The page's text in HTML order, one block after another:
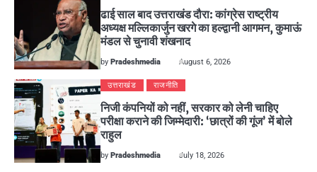
ढाई साल बाद उत्तराखंड दौरा: कांग्रेस राष्ट्रीय
अध्यक्ष मल्लिकार्जुन खरगे का हल्द्वानी आगमन, कुमाऊं
मंडल से चुनावी शंखनाद
byPradeshmedia August 6, 2026
उत्तराखंड राजनीति
निजी कंपनियों को नहीं, सरकार को लेनी चाहिए
परीक्षा कराने की जिम्मेदारी: ‘छात्रों की गूंज’ में बोले
राहुल
byPradeshmedia July 18, 2026